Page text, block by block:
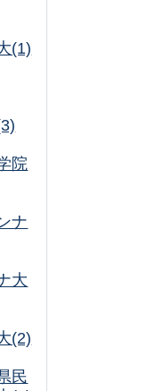
(1)
院
ナ
大
(2)
民